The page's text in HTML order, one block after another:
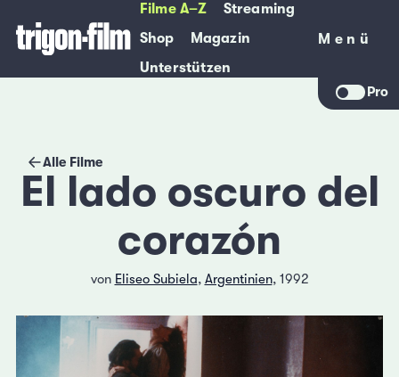
Filme A–Z
Streaming
Shop
Magazin
Unterstützen
Menü
Menü
Pro
Alle Filme
El lado oscuro del
corazón
von Eliseo Subiela, Argentinien, 1992